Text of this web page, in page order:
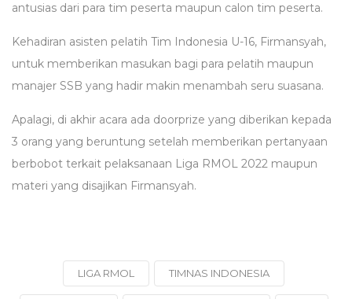
antusias dari para tim peserta maupun calon tim peserta.
Kehadiran asisten pelatih Tim Indonesia U-16, Firmansyah,
untuk memberikan masukan bagi para pelatih maupun
manajer SSB yang hadir makin menambah seru suasana.
Apalagi, di akhir acara ada doorprize yang diberikan kepada
3 orang yang beruntung setelah memberikan pertanyaan
berbobot terkait pelaksanaan Liga RMOL 2022 maupun
materi yang disajikan Firmansyah.
LIGA RMOL TIMNAS INDONESIA